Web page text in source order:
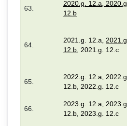
63.
2020.g. 12.a
2020.g.
12.b
64.
2021.g. 12.a, 2021.g.
12.b , 2021.g. 12.c
65.
2022.g. 12.a, 2022.g.
12.b, 2022.g. 12.c
66.
2023.g. 12.a, 2023.g.
12.b, 2023.g. 12.c